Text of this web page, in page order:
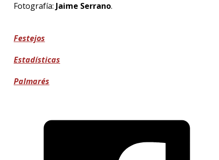
Fotografía: Jaime Serrano.
Festejos
Estadísticas
Palmarés